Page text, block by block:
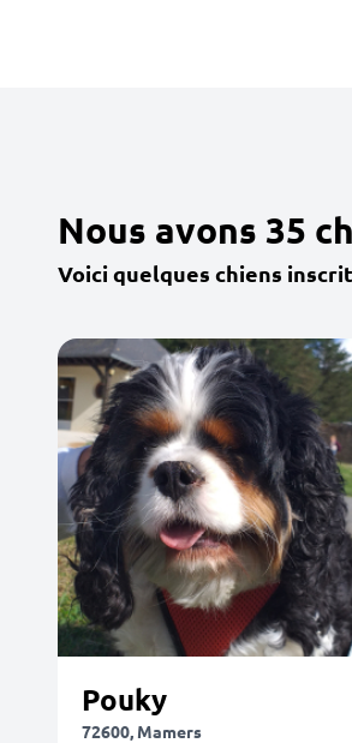
Nous avons 35
Voici quelques chiens
Pouky
72600, Mamers